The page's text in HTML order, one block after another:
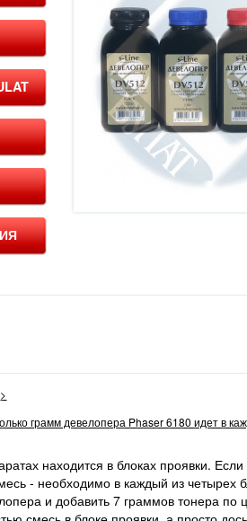
>
грамм девелопера Phaser 6180 идет в
находится в блоках проявки.
- необходимо в каждый из четырех
и добавить 7 граммов тонера по